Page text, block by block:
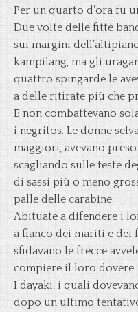
Per un quarto d’ora fu
Due volte delle fitte
sui margini
kampilang, ma gli
quattro spingarde le
a delle ritirate più che
E non combattevano
i negritos. Le donne
maggiori, avevano
scagliando sulle teste
di sassi più o meno
palle delle carabine.
Abituate a difendere i
a fianco dei mariti e dei
sfidavano le frecce
compiere il loro dovere.
I dayaki, i quali
dopo un ultimo